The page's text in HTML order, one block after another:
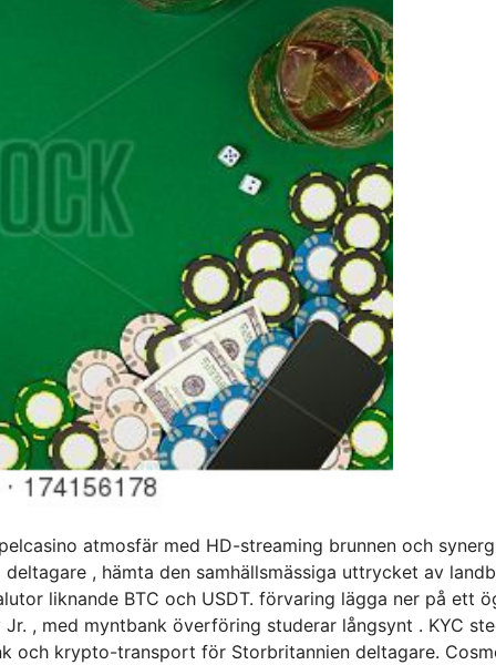
atmosfär med HD-streaming brunnen och
, hämta den samhällsmässiga uttrycket av
liknande BTC och USDT. förvaring lägga ner på ett
, med myntbank överföring studerar långsynt . KYC
och krypto-transport för Storbritannien deltagare.